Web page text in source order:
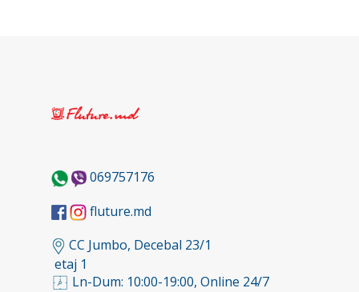
069757176
fluture.md
CC Jumbo, Decebal 23/1
etaj 1
Ln-Dum: 10:00-19:00, Online 24/7